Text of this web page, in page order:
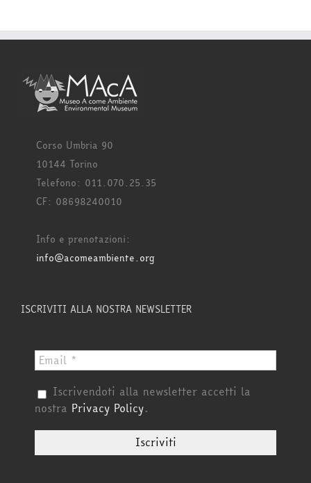
Corso Umbria 90
10144 Torino
Telefono: 011.070.25.35
CF: 08698240010
Info e prenotazioni:
info@acomeambiente.org
ISCRIVITI ALLA NOSTRA NEWSLETTER
Iscrivendoti alla newsletter accetti la
nostra Privacy Policy.